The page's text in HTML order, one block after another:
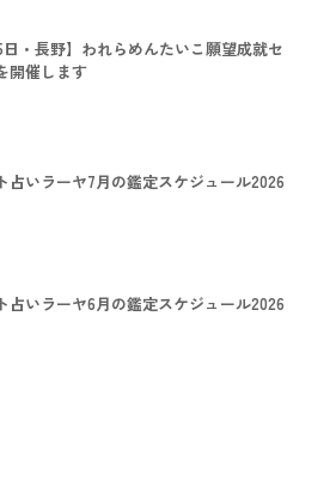
日・長野】われらめんたいこ願望成就セ
開催します
占いラーヤ7月の鑑定スケジュール2026
占いラーヤ6月の鑑定スケジュール2026